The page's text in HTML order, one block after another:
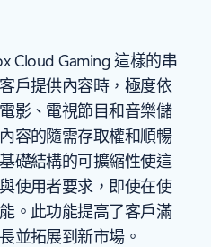
Cloud Gaming 這樣的串
戶提供內容時，極度依
影、電視節目和音樂儲
容的隨需存取權和順暢
礎結構的可擴縮性使這
使用者要求，即使在使
。此功能提高了客戶滿
並拓展到新市場。